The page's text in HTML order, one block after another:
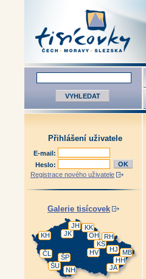
Přihlášení uživatele
E-mail:
Heslo:
Registrace nového uživatele
Galerie tisícovek
JA
HH
MB
HJ
HV
NH
KS
RH
ŠP
ŠU
OH
JK
KK
ČL
JH
KH